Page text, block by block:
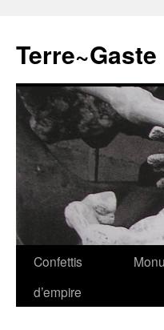
contenu
Terre~Gaste
Confettis
d’empire